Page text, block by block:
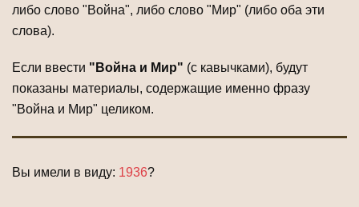
либо слово "Война", либо слово "Мир" (либо оба эти
слова).
Если ввести "Война и Мир" (с кавычками), будут
показаны материалы, содержащие именно фразу
"Война и Мир" целиком.
Вы имели в виду: 1936?